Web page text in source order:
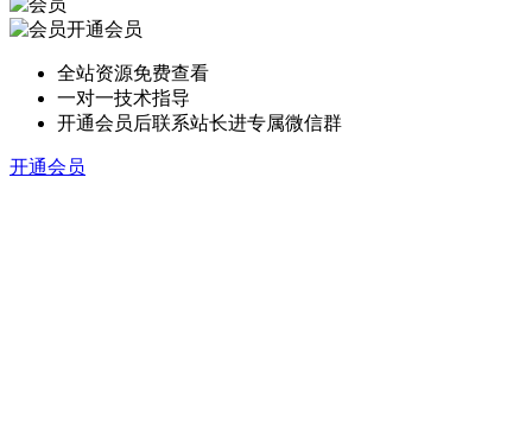
开通会员
全站资源免费查看
一对一技术指导
开通会员后联系站长进专属微信群
开通会员